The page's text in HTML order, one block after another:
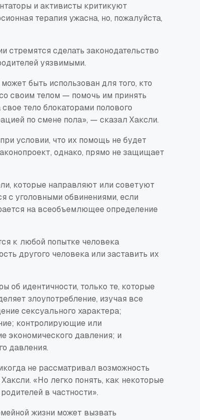
и активисты критикуют
терапия ужасна, но, пожалуйста,
стремятся сделать законодательство
уязвимыми.
быть использован для того, кто
своим телом — помочь им принять
тело блокаторами полового
по смене пола», — сказал Хаксли.
условии, что их помощь не будет
однако, прямо не защищает
которые направляют или советуют
с уголовными обвинениями, если
на всеобъемлющее определение
к любой попытке человека
другого человека или заставить их
об идентичности, только те, которые
злоупотребление, изучая все
сексуального характера;
контролирующие или
экономического давления; и
давления.
не рассматривал возможность
«Но легко понять, как некоторые
в частности».
жизни может вызвать